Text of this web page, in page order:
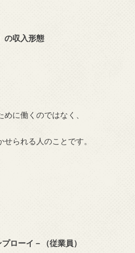
の収入形態
に働くのではなく、
られる人のことです。
ローイ－（従業員）